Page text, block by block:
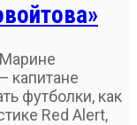
капитане
футболки, как
Red Alert,